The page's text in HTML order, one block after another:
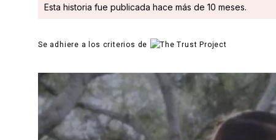
Esta historia fue publicada hace más de 10 meses.
Se adhiere a los criterios de